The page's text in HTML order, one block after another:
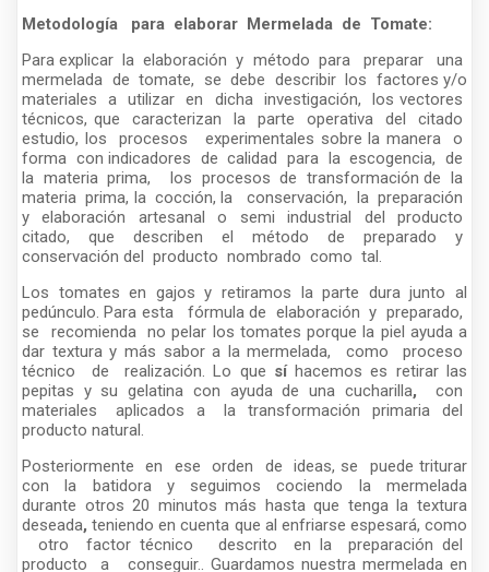
Metodología para elaborar Mermelada de Tomate:
Para explicar la elaboración y método para preparar una
mermelada de tomate, se debe describir los factores y/o
materiales a utilizar en dicha investigación, los vectores
técnicos, que caracterizan la parte operativa del citado
estudio, los procesos experimentales sobre la manera o
forma con indicadores de calidad para la escogencia, de
la materia prima, los procesos de transformación de la
materia prima, la cocción, la conservación, la preparación
y elaboración artesanal o semi industrial del producto
citado, que describen el método de preparado y
conservación del producto nombrado como tal.
Los tomates en gajos y retiramos la parte dura junto al
pedúnculo. Para esta fórmula de elaboración y preparado,
se recomienda no pelar los tomates porque la piel ayuda a
dar textura y más sabor a la mermelada, como proceso
técnico de realización. Lo que síhacemos es retirar las
pepitas y su gelatina con ayuda de una cucharilla,con
materiales aplicados a la transformación primaria del
producto natural.
Posteriormente en ese orden de ideas, se puede triturar
con la batidora y seguimos cociendo la mermelada
durante otros 20 minutos más hasta que tenga la textura
deseada,teniendo en cuenta que al enfriarse espesará, como
otro factor técnico descrito en la preparación del
producto a conseguir.. Guardamos nuestra mermelada en